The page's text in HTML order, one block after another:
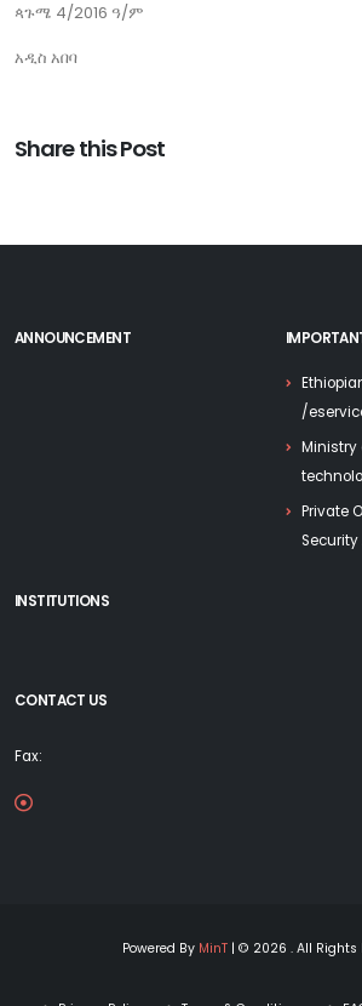
ጳጉሜ 4/2016 ዓ/ም
አዲስ አበባ
Share this Post
ANNOUNCEMENT
/
Ministry
Private
INSTITUTIONS
CONTACT US
Fax:
Powered By MinT| © 2026 . All Rights